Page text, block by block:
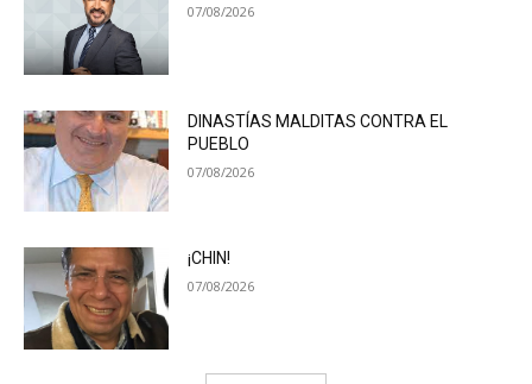
07/08/2026
DINASTÍAS MALDITAS CONTRA EL
PUEBLO
07/08/2026
¡CHIN!
07/08/2026